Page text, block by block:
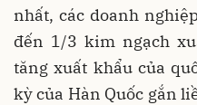
nhất, các doanh
đến 1/3 kim ngạch
tăng xuất khẩu của
kỳ của Hàn Quốc gắn